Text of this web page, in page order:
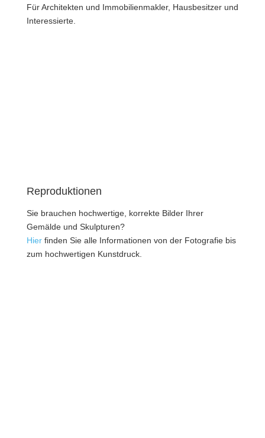
Für Architekten und Immobilienmakler, Hausbesitzer und
Interessierte.
Reproduktionen
Sie brauchen hochwertige, korrekte Bilder Ihrer
Gemälde und Skulpturen?
Hierfinden Sie alle Informationen von der Fotografie bis
zum hochwertigen Kunstdruck.